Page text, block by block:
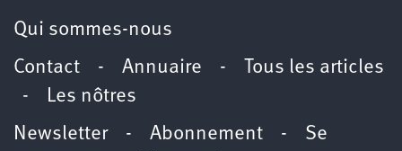
Qui sommes-nous
Contact - Annuaire -
Tous les articles
- Les nôtres
Newsletter- Abonnement - Se